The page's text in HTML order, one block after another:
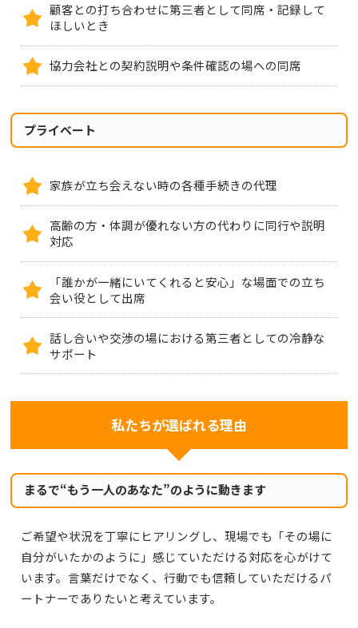
顧客との打ち合わせに第三者として同席・記録して
ほしいとき
協力会社との契約説明や条件確認の場への同席
プライベート
家族が立ち会えない時の各種手続きの代理
高齢の方・体調が優れない方の代わりに同行や説明
対応
「誰かが一緒にいてくれると安心」な場面での立ち
会い役として出席
話し合いや交渉の場における第三者としての冷静な
サポート
私たちが選ばれる理由
まるで“もう一人のあなた”のように動きます
ご希望や状況を丁寧にヒアリングし、現場でも「その場に
自分がいたかのように」感じていただける対応を心がけて
います。言葉だけでなく、行動でも信頼していただけるパ
ートナーでありたいと考えています。